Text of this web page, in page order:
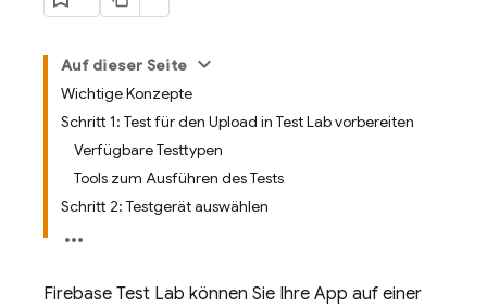
Auf dieser Seite
Wichtige Konzepte
Schritt 1: Test für den Upload in Test Lab vorbereiten
Verfügbare Testtypen
Tools zum Ausführen des Tests
Schritt 2: Testgerät auswählen
Firebase Test Lab können Sie Ihre App auf einer